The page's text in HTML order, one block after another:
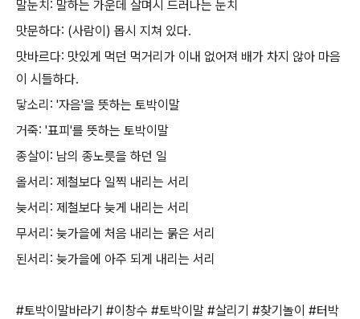
말눈치: 말하는 가운데 살며시 드러나는 눈치
맛문하다: (사람이) 몹시 지쳐 있다.
맛바르다: 맛있게 먹던 먹거리가 이내 없어져 배가 차지 않아 마음
이 시들하다.
닿소리: '자음'을 뜻하는 토박이말
거죽: '표피'를 뜻하는 토박이말
종살이: 남의 종노릇을 하던 일
올서리: 제철보다 일찍 내리는 서리
늦서리: 제철보다 늦게 내리는 서리
무서리: 늦가을에 처음 내리는 묽은 서리
된서리: 늦가을에 아주 되게 내리는 서리
#토박이말바라기 #이창수 #토박이말 #살리기 #찾기놀이 #터박